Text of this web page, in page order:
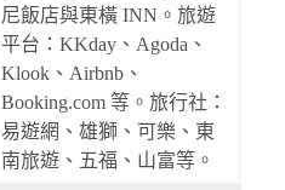
尼飯店與東橫 INN。旅遊
平台：KKday、Agoda、
Klook、Airbnb、
Booking.com 等。旅行社：
易遊網、雄獅、可樂、東
南旅遊、五福、山富等。